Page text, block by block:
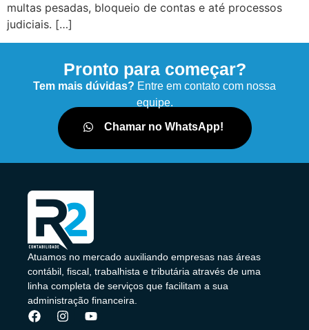
multas pesadas, bloqueio de contas e até processos
judiciais. […]
Pronto para começar?
Tem mais dúvidas? Entre em contato com nossa
equipe.
Chamar no WhatsApp!
Atuamos no mercado auxiliando empresas nas áreas
contábil, fiscal, trabalhista e tributária através de uma
linha completa de serviços que facilitam a sua
administração financeira.